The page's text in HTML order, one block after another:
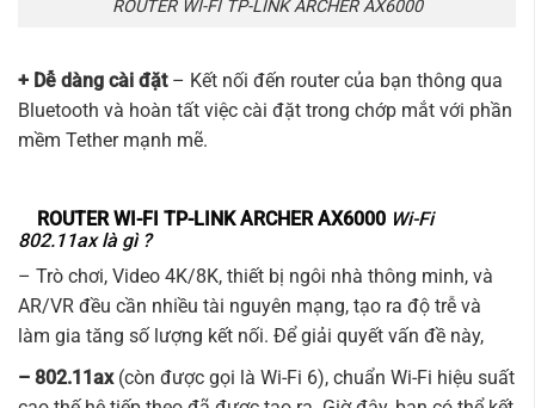
ROUTER WI-FI TP-LINK ARCHER AX6000
+ Dễ dàng cài đặt– Kết nối đến router của bạn thông qua
Bluetooth và hoàn tất việc cài đặt trong chớp mắt với phần
mềm Tether mạnh mẽ.
ROUTER WI-FI TP-LINK ARCHER AX6000 Wi-Fi
802.11ax là gì ?
– Trò chơi, Video 4K/8K, thiết bị ngôi nhà thông minh, và
AR/VR đều cần nhiều tài nguyên mạng, tạo ra độ trễ và
làm gia tăng số lượng kết nối. Để giải quyết vấn đề này,
– 802.11ax(còn được gọi là Wi-Fi 6), chuẩn Wi-Fi hiệu suất